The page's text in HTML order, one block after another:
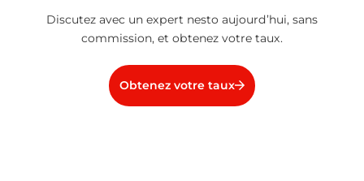
Discutez avec un expert nesto aujourd’hui, sans
commission, et obtenez votre taux.
Obtenez votre taux